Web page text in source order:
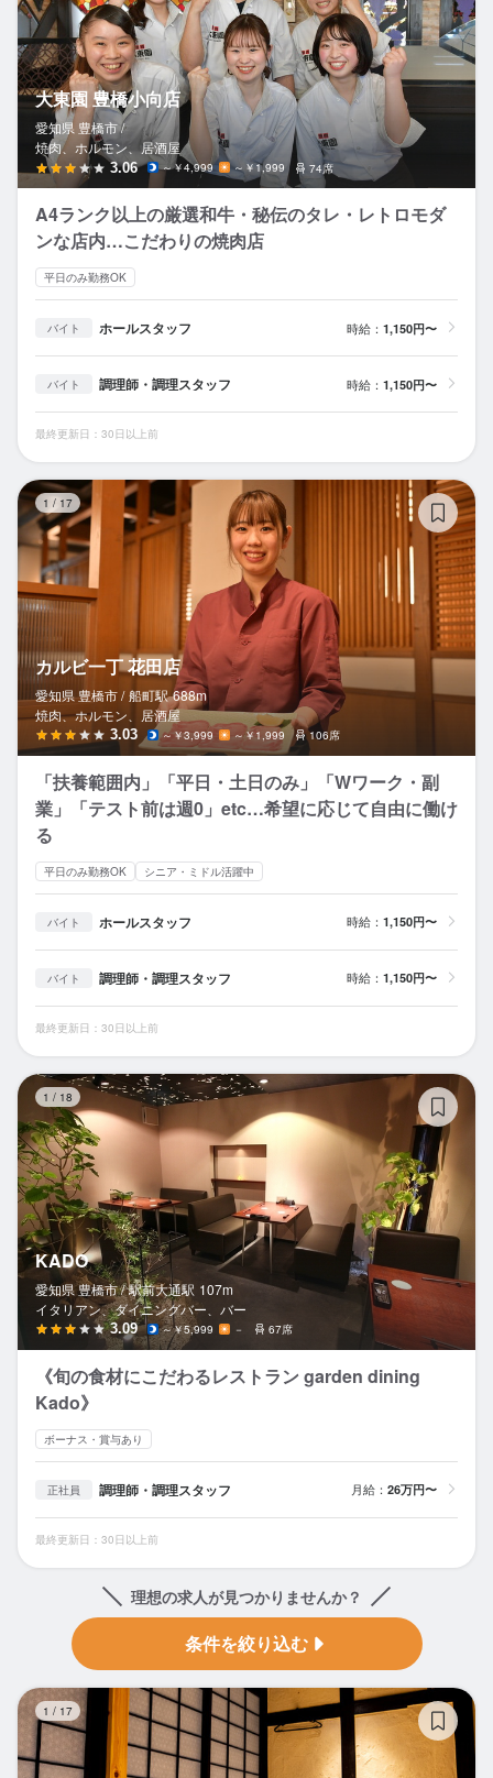
大東園 豊橋小向店
愛知県 豊橋市 /
焼肉、ホルモン、居酒屋
3.06 ～￥4,999 ～￥1,999 74席
A4ランク以上の厳選和牛・秘伝のタレ・レトロモダ
ンな店内…こだわりの焼肉店
平日のみ勤務OK
バイト ホールスタッフ 時給： 1,150円〜
バイト 調理師・調理スタッフ 時給： 1,150円〜
最終更新日：30日以上前
1 / 17
カルビ一丁 花田店
愛知県 豊橋市 / 船町駅 688m
焼肉、ホルモン、居酒屋
3.03 ～￥3,999 ～￥1,999 106席
「扶養範囲内」「平日・土日のみ」「Wワーク・副
業」「テスト前は週0」etc…希望に応じて自由に働け
る
平日のみ勤務OK シニア・ミドル活躍中
バイト ホールスタッフ 時給： 1,150円〜
バイト 調理師・調理スタッフ 時給： 1,150円〜
最終更新日：30日以上前
1 / 18
KADO
愛知県 豊橋市 / 駅前大通駅 107m
イタリアン、ダイニングバー、バー
3.09 ～￥5,999 － 67席
《旬の食材にこだわるレストラン garden dining
Kado》
ボーナス・賞与あり
正社員 調理師・調理スタッフ 月給： 26万円〜
最終更新日：30日以上前
理想の求人が見つかりませんか？
条件を絞り込む
1 / 17